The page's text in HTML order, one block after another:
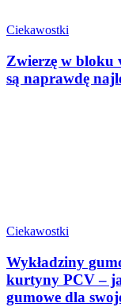
Ciekawostki
Zwierzę w bloku
są naprawdę
Ciekawostki
Wykładziny
kurtyny PCV –
gumowe dla